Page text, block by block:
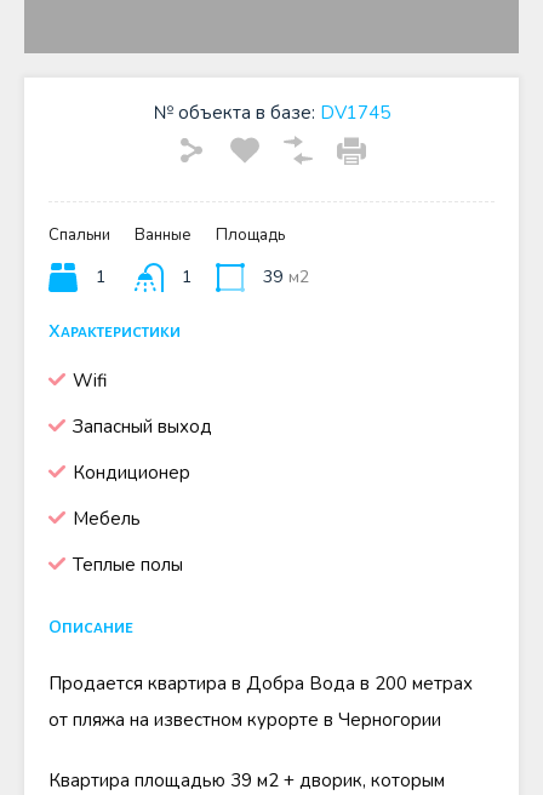
№ объекта в базе: DV1745
Спальни
1
Ванные
1
Площадь
39 м2
Характеристики
Wifi
Запасный выход
Кондиционер
Мебель
Теплые полы
Описание
Продается квартира в Добра Вода в 200 метрах
от пляжа на известном курорте в Черногории
Квартира площадью 39 м2 + дворик, которым